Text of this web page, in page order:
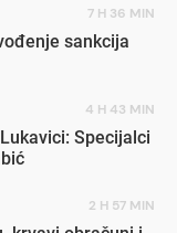
7 H 36 MIN
sankcija
4 H 43 MIN
Specijalci
2 H 57 MIN